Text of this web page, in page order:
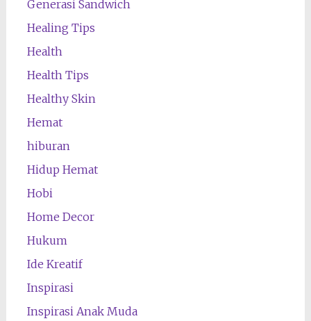
Generasi Sandwich
Healing Tips
Health
Health Tips
Healthy Skin
Hemat
hiburan
Hidup Hemat
Hobi
Home Decor
Hukum
Ide Kreatif
Inspirasi
Inspirasi Anak Muda